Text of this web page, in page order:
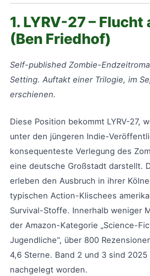
1. LYRV-27 – Flucht
(Ben Friedhof)
Self-published Zombie-
Setting. Auftakt einer Trilogie, im
erschienen.
Diese Position bekommt LYRV-27,
unter den jüngeren Indie-
konsequenteste Verlegung des
eine deutsche Großstadt darstellt.
erleben den Ausbruch in ihrer
typischen Action-Klischees
Survival-Stoffe. Innerhalb weniger
der Amazon-Kategorie „Science-
Jugendliche“, über 800
4,6 Sterne. Band 2 und 3 sind 2025
nachgelegt worden.